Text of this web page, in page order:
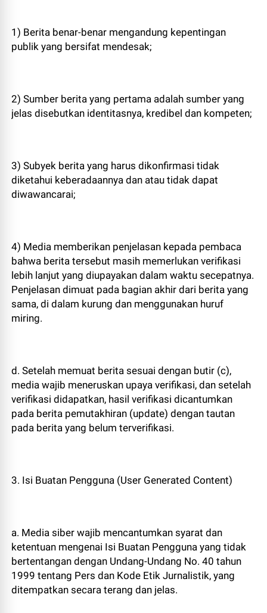
1) Berita benar-benar mengandung kepentingan
publik yang bersifat mendesak;
2) Sumber berita yang pertama adalah sumber yang
jelas disebutkan identitasnya, kredibel dan kompeten;
3) Subyek berita yang harus dikonfirmasi tidak
diketahui keberadaannya dan atau tidak dapat
diwawancarai;
4) Media memberikan penjelasan kepada pembaca
bahwa berita tersebut masih memerlukan verifikasi
lebih lanjut yang diupayakan dalam waktu secepatnya.
Penjelasan dimuat pada bagian akhir dari berita yang
sama, di dalam kurung dan menggunakan huruf
miring.
d. Setelah memuat berita sesuai dengan butir (c),
media wajib meneruskan upaya verifikasi, dan setelah
verifikasi didapatkan, hasil verifikasi dicantumkan
pada berita pemutakhiran (update) dengan tautan
pada berita yang belum terverifikasi.
3. Isi Buatan Pengguna (User Generated Content)
a. Media siber wajib mencantumkan syarat dan
ketentuan mengenai Isi Buatan Pengguna yang tidak
bertentangan dengan Undang-Undang No. 40 tahun
1999 tentang Pers dan Kode Etik Jurnalistik, yang
ditempatkan secara terang dan jelas.